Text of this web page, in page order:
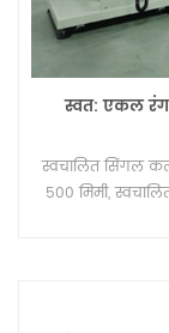
स्वत: एकल रंग
स्वचालित सिंगल
500 मिमी,